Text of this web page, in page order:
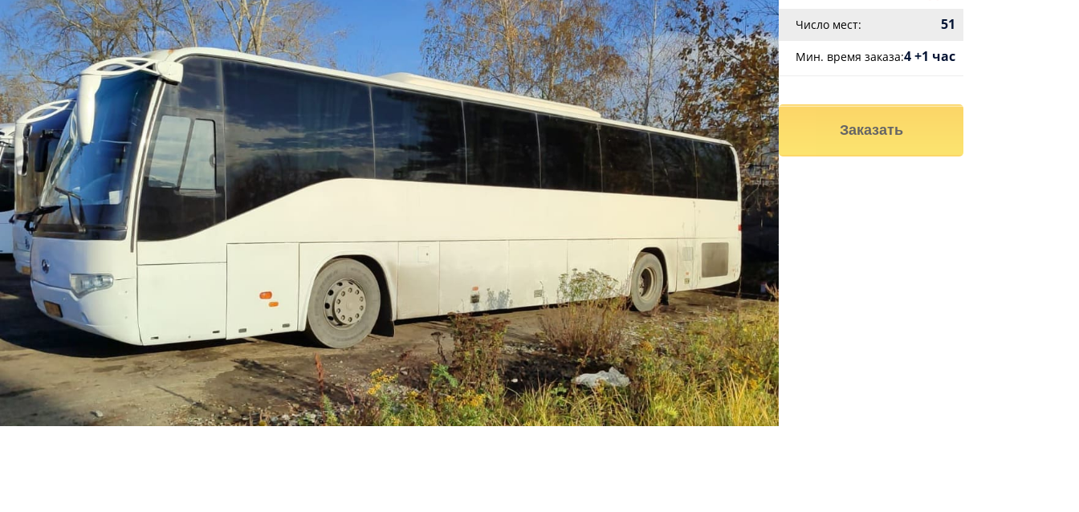
Число мест: 51
Мин. время заказа:4 +1 час
Заказать